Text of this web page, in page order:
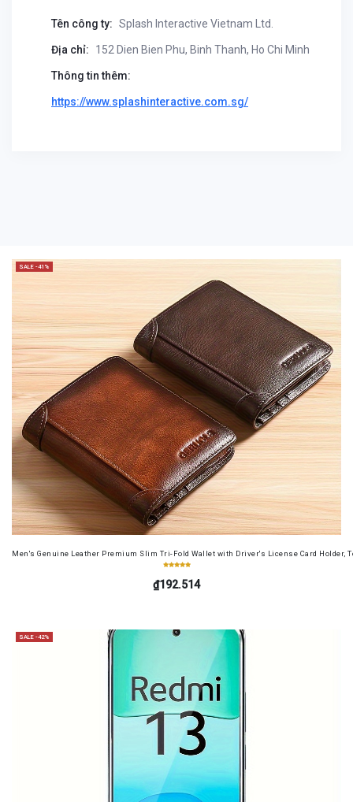
Tên công ty: Splash Interactive Vietnam Ltd.
Địa chỉ: 152 Dien Bien Phu, Binh Thanh, Ho Chi Minh
Thông tin thêm:
https://www.splashinteractive.com.sg/
SALE -41%
Men's Genuine Leather Premium Slim Tri-Fold Wallet with Driver's License Card Holder,
₫192.514
SALE -42%